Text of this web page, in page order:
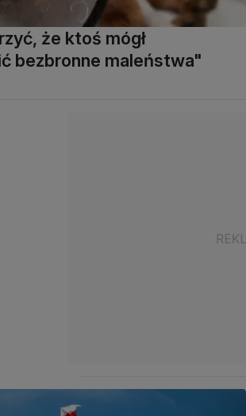
że ktoś mógł
bezbronne maleństwa"